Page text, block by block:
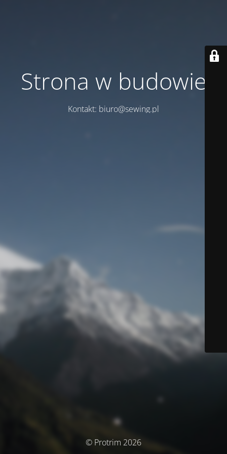
Strona w budowie
Kontakt: biuro@sewing.pl
© Protrim 2026